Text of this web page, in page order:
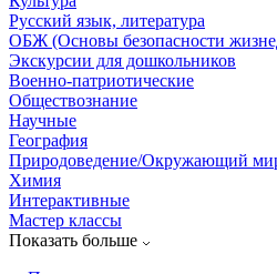
Русский язык, литература
ОБЖ (Основы безопасности
Экскурсии для дошкольников
Военно-патриотические
Обществознание
Научные
География
Природоведение/Окружающий
Химия
Интерактивные
Мастер классы
Показать больше